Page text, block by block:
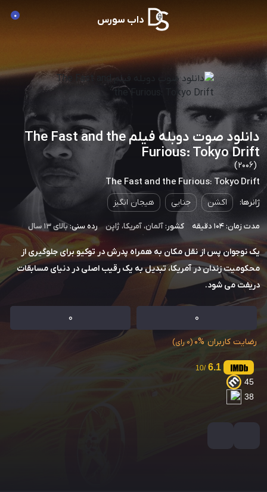
0 داب سورس
دانلود صوت دوبله فیلم The Fast and the
Furious: Tokyo Drift
(2006)
The Fast and the Furious: Tokyo Drift
ژانرها: اکشن جنایی هیجان انگیز
مدت زمان: 104 دقیقه کشور:آلمان،آمریکا، ژاپن رده سنی:بالای ۱۳ سال
یک نوجوان پس از نقل مکان به همراه پدرش در توکیو برای جلوگیری از
محکومیت زندان در آمریکا، تبدیل به یک رقیب اصلی در دنیای مسابقات
دریفت می شود.
0
0
رضایت کاربران 0% (0 رای)
6.1
/10
45
38